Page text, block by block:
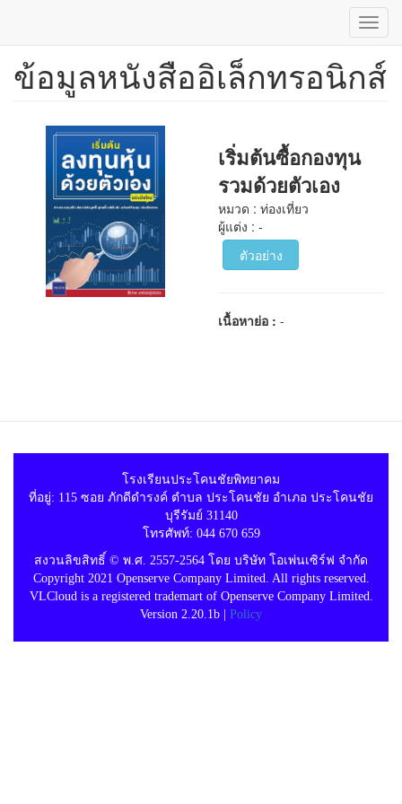
ข้าม
ข้อมูลหนังสืออิเล็กทรอนิกส์
เริ่มต้นซื้อกองทุน
รวมด้วยตัวเอง
หมวด : ท่องเที่ยว
ผู้แต่ง : -
ตัวอย่าง
เนื้อหาย่อ :-
โรงเรียนประโคนชัยพิทยาคม
ที่อยู่: 115 ซอย ภักดีดำรงค์ ตำบล ประโคนชัย อำเภอ ประโคนชัย
บุรีรัมย์ 31140
โทรศัพท์: 044 670 659
สงวนลิขสิทธิ์ © พ.ศ. 2557-2564 โดย บริษัท โอเพ่นเซิร์ฟ จำกัด
Copyright 2021 Openserve Company Limited. All rights reserved.
VLCloud is a registered trademart of Openserve Company Limited.
Version 2.20.1b | Policy